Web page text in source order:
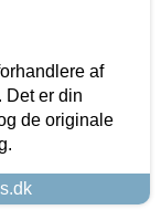
af
Det er din
de originale